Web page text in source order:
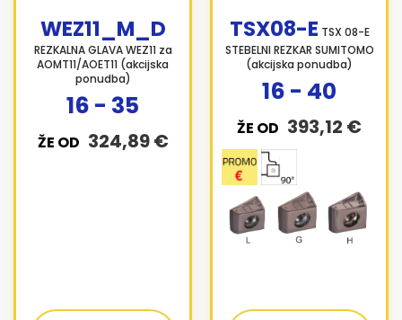
WEZ11_M_D
REZKALNA GLAVA WEZ11 za
AOMT11/AOET11 (akcijska
ponudba)
ŽE OD 324,89 €
16 - 35
TSX08-E TSX 08-E
STEBELNI REZKAR SUMITOMO
(akcijska ponudba)
ŽE OD 393,12 €
16 - 40